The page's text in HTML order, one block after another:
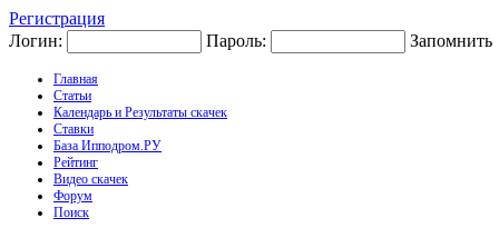
Регистрация
Логин:
Пароль: Запомнить
Главная
Статьи
Календарь и Результаты скачек
Ставки
База Ипподром.РУ
Рейтинг
Видео скачек
Форум
Поиск